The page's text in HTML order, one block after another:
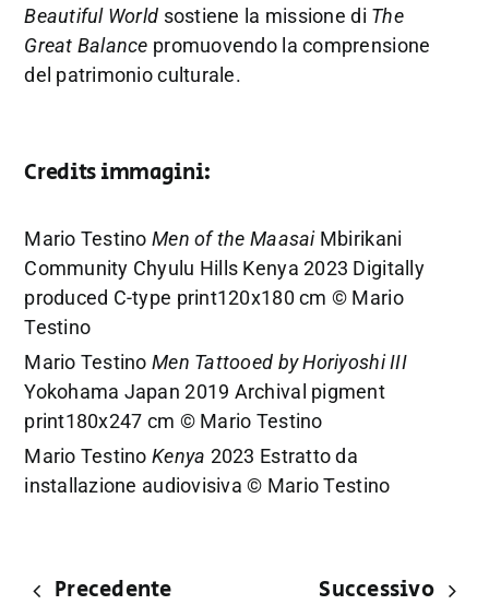
Beautiful World sostiene la missione di The
Great Balance promuovendo la comprensione
del patrimonio culturale.
Credits immagini:
Mario TestinoMen of the MaasaiMbirikani
Community Chyulu Hills Kenya 2023 Digitally
produced C-type print120x180 cm © Mario
Testino
Mario TestinoMen Tattooed by Horiyoshi III
Yokohama Japan 2019 Archival pigment
print180x247 cm © Mario Testino
Mario TestinoKenya 2023 Estratto da
installazione audiovisiva © Mario Testino
Precedente Successivo